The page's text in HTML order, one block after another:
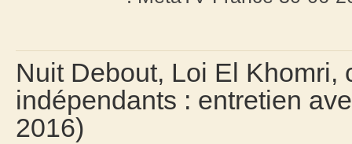
Nuit Debout, Loi El Khomri,
indépendants : entretien
2016)